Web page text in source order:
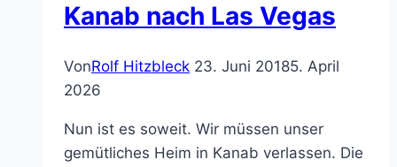
Kanab nach Las Vegas
VonRolf Hitzbleck 23. Juni 20185. April
2026
Nun ist es soweit. Wir müssen unser
gemütliches Heim in Kanab verlassen. Die